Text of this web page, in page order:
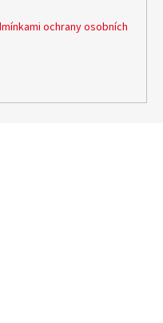
ochrany osobních